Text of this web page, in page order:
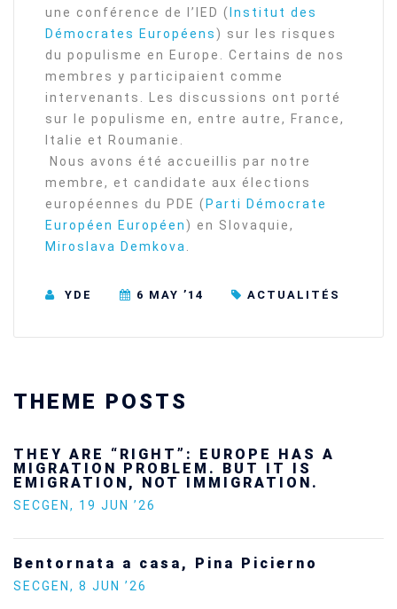
une conférence de l’IED ( Institut des
Démocrates Européens ) sur les risques
du populisme en Europe. Certains de nos
membres y participaient comme
intervenants. Les discussions ont porté
sur le populisme en, entre autre, France,
Italie et Roumanie.
Nous avons été accueillis par notre
membre, et candidate aux élections
européennes du PDE ( Parti Démocrate
Européen Européen ) en Slovaquie,
Miroslava Demkova.
YDE 6 MAY ’14 ACTUALITÉS
THEME POSTS
THEY ARE “RIGHT”: EUROPE HAS A
MIGRATION PROBLEM. BUT IT IS
EMIGRATION, NOT IMMIGRATION.
SECGEN , 19 JUN ’26
Bentornata a casa, Pina Picierno
SECGEN , 8 JUN ’26